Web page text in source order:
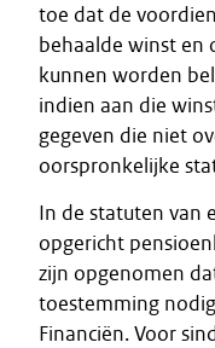
toe dat de
behaalde winst en
kunnen worden
indien aan die
gegeven die niet
oorspronkelijke
In de statuten van
opgericht
zijn opgenomen
toestemming
Financiën. Voor